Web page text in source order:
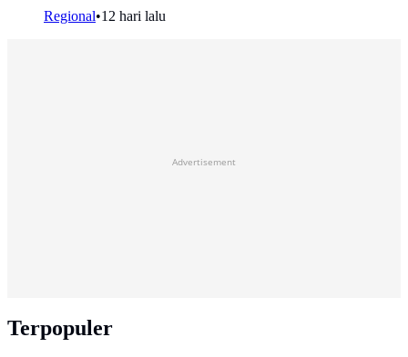
Regional•12 hari lalu
Advertisement
Terpopuler